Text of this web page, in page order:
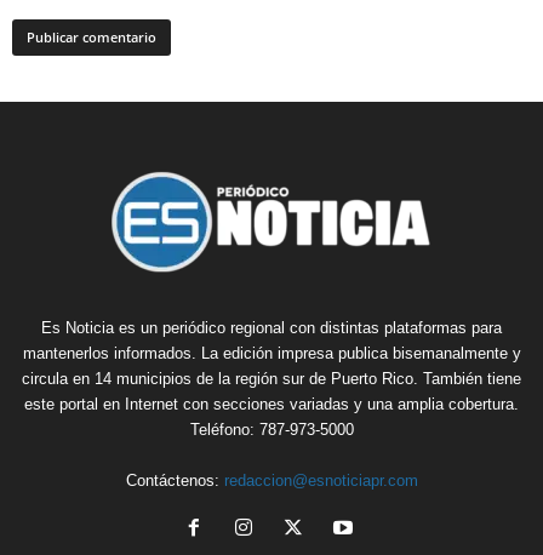
Es Noticia es un periódico regional con distintas plataformas para
mantenerlos informados. La edición impresa publica bisemanalmente y
circula en 14 municipios de la región sur de Puerto Rico. También tiene
este portal en Internet con secciones variadas y una amplia cobertura.
Teléfono: 787-973-5000
Contáctenos: redaccion@esnoticiapr.com